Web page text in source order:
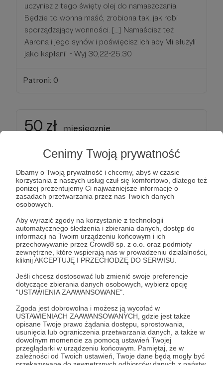
Cenimy Twoją prywatność
Dbamy o Twoją prywatność i chcemy, abyś w czasie
korzystania z naszych usług czuł się komfortowo, dlatego też
poniżej prezentujemy Ci najważniejsze informacje o
zasadach przetwarzania przez nas Twoich danych
osobowych.
Aby wyrazić zgody na korzystanie z technologii
automatycznego śledzenia i zbierania danych, dostęp do
informacji na Twoim urządzeniu końcowym i ich
przechowywanie przez Crowd8 sp. z o.o. oraz podmioty
zewnętrzne, które wspierają nas w prowadzeniu działalności,
kliknij AKCEPTUJĘ I PRZECHODZĘ DO SERWISU.
Jeśli chcesz dostosować lub zmienić swoje preferencje
dotyczące zbierania danych osobowych, wybierz opcję
"USTAWIENIA ZAAWANSOWANE".
Zgoda jest dobrowolna i możesz ją wycofać w
USTAWIENIACH ZAAWANSOWANYCH, gdzie jest także
opisane Twoje prawo żądania dostępu, sprostowania,
usunięcia lub ograniczenia przetwarzania danych, a także w
dowolnym momencie za pomocą ustawień Twojej
przeglądarki w urządzeniu końcowym. Pamiętaj, że w
zależności od Twoich ustawień, Twoje dane będą mogły być
uczynisz z tego święty olej do namaszczania.
Będzie to wonna maść, zrobiona tak, jak robi
sporządzający wonności. […] Namaścisz też
Aarona i jego synów i poświęcisz ich aby Mi służyli
jako kapłani” - Wyj 30,22-25.30
Patroni: 0
50 zł miesięcznie
WONNA TRZCINA
I tak powiedział Pan do Mojżesza: „Weź sobie
najlepsze wonności: pięćset syklów obficie
płynącej Mirry, połowę z tego, to jest dwieście
pięćdziesiąt syklów wonnego cynamonu, i tyleż, to
jest dwieście pięćdziesiąt syklów wonnej trzciny,
wreszcie pięćset syklów wonnego irysa, według
wagi z przybytku, oraz jeden hin oliwy z oliwek. I
uczynisz z tego święty olej do namaszczania.
Będzie to wonna maść, zrobiona tak, jak robi
sporządzający wonności. […] Namaścisz też
Aarona i jego synów i poświęcisz ich aby Mi służyli
Patroni: 0